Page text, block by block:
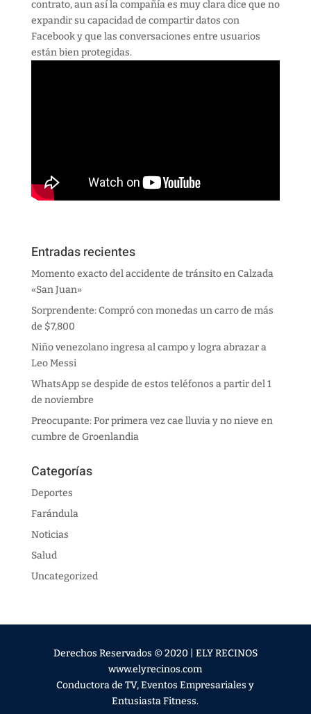
contrato, aun así la compañía es muy clara dice que no
expandir su capacidad de compartir datos con
Facebook y que las conversaciones entre usuarios
están bien protegidas.
Entradas recientes
Momento exacto del accidente de tránsito en Calzada
«San Juan»
Sorprendente: Compró con monedas un carro de más
de $7,800
Niño venezolano ingresa al campo y logra abrazar a
Leo Messi
WhatsApp se despide de estos teléfonos a partir del 1
de noviembre
Preocupante: Por primera vez cae lluvia y no nieve en
cumbre de Groenlandia
Categorías
Deportes
Farándula
Noticias
Salud
Uncategorized
Derechos Reservados © 2020 | ELY RECINOS
www.elyrecinos.com
Conductora de TV, Eventos Empresariales y
Entusiasta Fitness.